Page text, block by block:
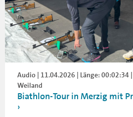
Audio | 11.04.2026 | Länge: 00:02:34 |
Weiland
Biathlon-Tour in Merzig mit